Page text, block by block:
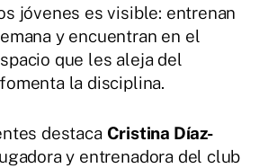
jóvenes es visible: entrenan
y encuentran en el
que les aleja del
la disciplina.
destaca Cristina Díaz-
y entrenadora del club